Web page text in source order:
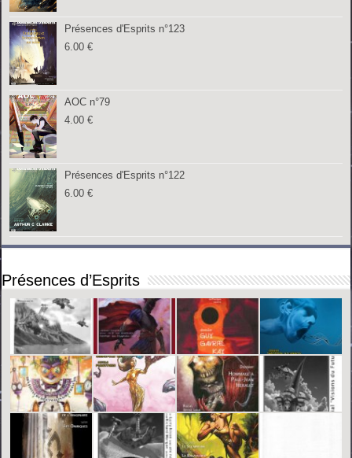
Présences d'Esprits n°123
6.00€
AOC n°79
4.00€
Présences d'Esprits n°122
6.00€
Présences d’Esprits